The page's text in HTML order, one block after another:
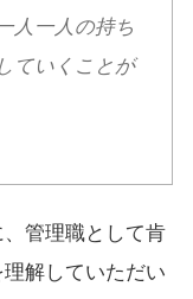
人一人の持ち
ていくことが
管理職として肯
解していただい